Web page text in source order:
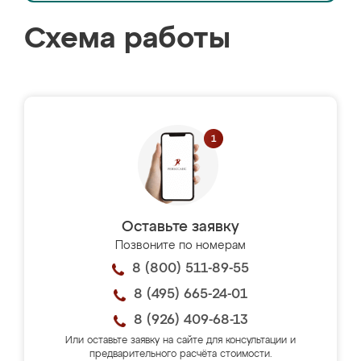
Схема работы
Оставьте заявку
Позвоните по номерам
8 (800) 511-89-55
8 (495) 665-24-01
8 (926) 409-68-13
Или оставьте заявку на сайте для консультации и
предварительного расчёта стоимости.